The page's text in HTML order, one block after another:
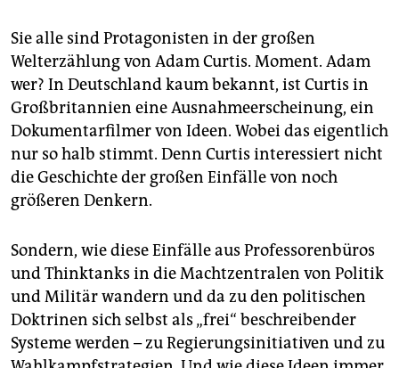
Sie alle sind Protagonisten in der großen
Welterzählung von Adam Curtis. Moment. Adam
wer? In Deutschland kaum bekannt, ist Curtis in
Großbritannien eine Ausnahmeerscheinung, ein
Dokumentarfilmer von Ideen. Wobei das eigentlich
nur so halb stimmt. Denn Curtis interessiert nicht
die Geschichte der großen Einfälle von noch
größeren Denkern.
Sondern, wie diese Einfälle aus Professorenbüros
und Thinktanks in die Machtzentralen von Politik
und Militär wandern und da zu den politischen
Doktrinen sich selbst als „frei“ beschreibender
Systeme werden – zu Regierungsinitiativen und zu